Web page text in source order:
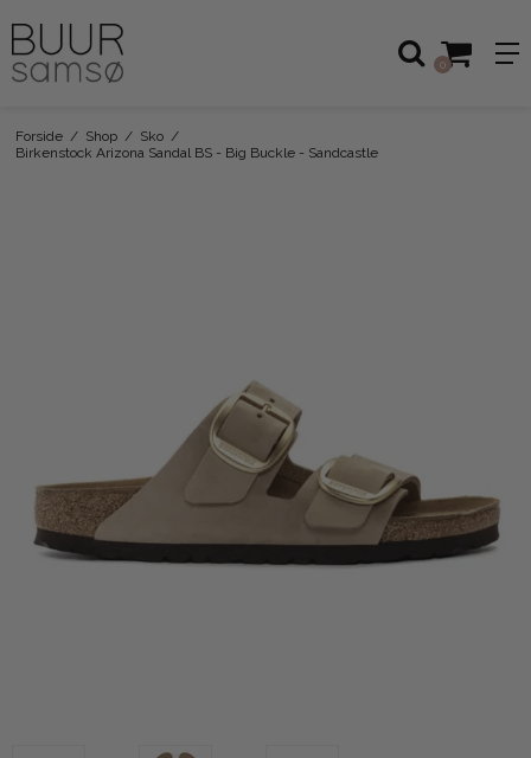
0
Forside / Shop / Sko /
Birkenstock Arizona Sandal BS - Big Buckle - Sandcastle